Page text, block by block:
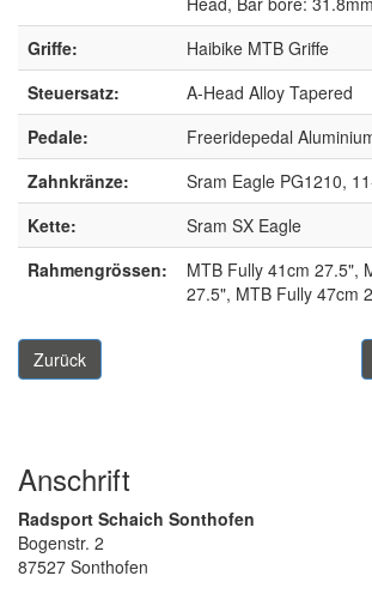
Griffe:
Haibike MTB Griffe
Steuersatz:
A-Head Alloy Tapered
Pedale:
Freeridepedal
Zahnkränze:
Sram Eagle PG1210,
Kette:
Sram SX Eagle
Rahmengrössen:
MTB Fully 41cm 27.5",
27.5", MTB Fully 47cm
Zurück
Anschrift
Radsport Schaich Sonthofen
Bogenstr. 2
87527 Sonthofen